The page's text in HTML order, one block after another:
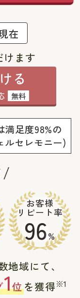
在
けます
る
無料
満足度98%の
ルセレモニー)
お客様
リピート率
96%
域にて、
1位を獲得※1